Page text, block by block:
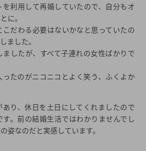
利用して再婚していたので、自分もオ
に。
だわる必要はないかなと思っていたの
ました。
したが、すべて子連れの女性ばかりで
たのがニコニコとよく笑う、ふくよか
り、休日を土日にしてくれましたので
。前の結婚生活ではわかりませんでし
姿なのだと実感しています。